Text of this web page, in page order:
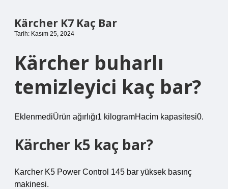
Kärcher K7 Kaç Bar
Tarih: Kasım 25, 2024
Kärcher buharlı
temizleyici kaç bar?
EklenmediÜrün ağırlığı‎1 kilogramHacim kapasitesi‎0.
Kärcher k5 kaç bar?
Karcher K5 Power Control 145 bar yüksek basınç
makinesi.